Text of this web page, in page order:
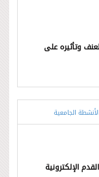
وتأثيره على
الأنشطة الجامعية
الإلكترونية